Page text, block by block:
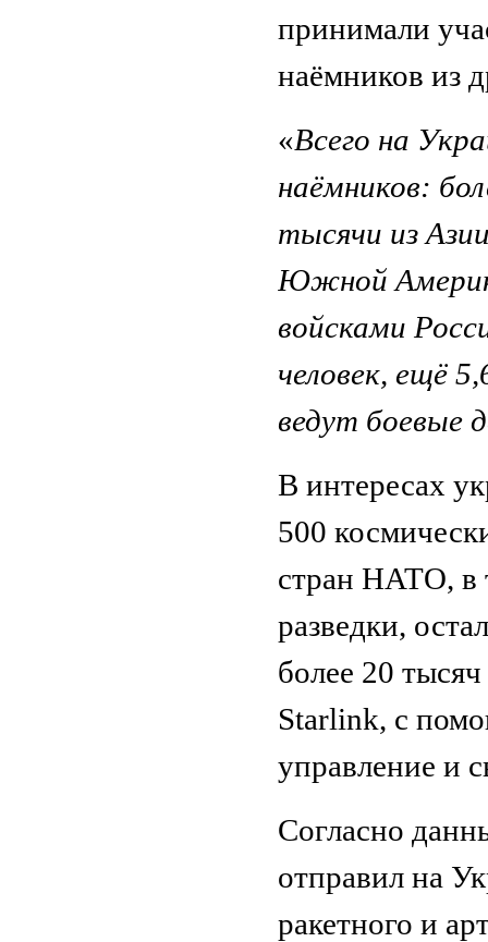
принимали
наёмников из
«Всего на
наёмников:
тысячи из
Южной
войсками
человек, ещё
ведут боевые
В интересах
500
стран НАТО, в
разведки,
более 20
Starlink, с
управление и
Согласно
отправил на
ракетного и